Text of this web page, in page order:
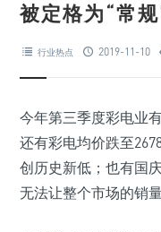
被定格为“常规
行业热点 2019-11-10
今年第三季度彩电业
还有彩电均价跌至
创历史新低；也有国
无法让整个市场的销